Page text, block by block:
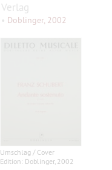
Verlag
• Doblinger, 2002
Umschlag / Cover
Edition: Doblinger, 2002